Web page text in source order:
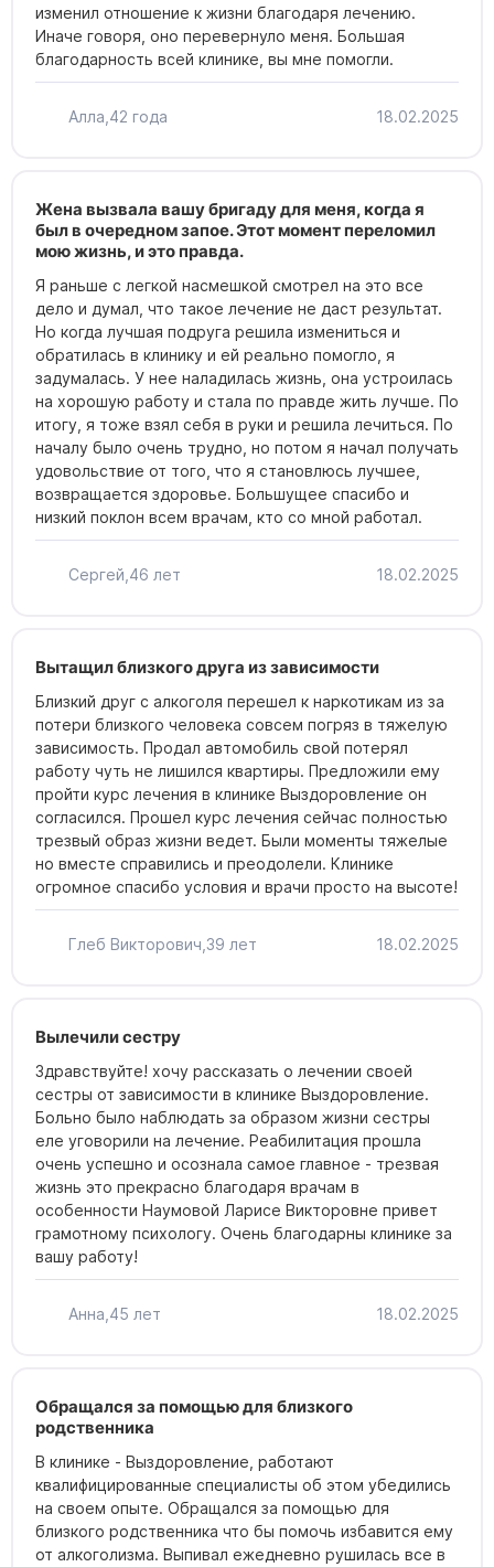
изменил отношение к жизни благодаря лечению.
Иначе говоря, оно перевернуло меня. Большая
благодарность всей клинике, вы мне помогли.
Алла, 42 года 18.02.2025
Жена вызвала вашу бригаду для меня, когда я
был в очередном запое. Этот момент переломил
мою жизнь, и это правда.
Я раньше с легкой насмешкой смотрел на это все
дело и думал, что такое лечение не даст результат.
Но когда лучшая подруга решила измениться и
обратилась в клинику и ей реально помогло, я
задумалась. У нее наладилась жизнь, она устроилась
на хорошую работу и стала по правде жить лучше. По
итогу, я тоже взял себя в руки и решила лечиться. По
началу было очень трудно, но потом я начал получать
удовольствие от того, что я становлюсь лучшее,
возвращается здоровье. Большущее спасибо и
низкий поклон всем врачам, кто со мной работал.
Сергей, 46 лет 18.02.2025
Вытащил близкого друга из зависимости
Близкий друг с алкоголя перешел к наркотикам из за
потери близкого человека совсем погряз в тяжелую
зависимость. Продал автомобиль свой потерял
работу чуть не лишился квартиры. Предложили ему
пройти курс лечения в клинике Выздоровление он
согласился. Прошел курс лечения сейчас полностью
трезвый образ жизни ведет. Были моменты тяжелые
но вместе справились и преодолели. Клинике
огромное спасибо условия и врачи просто на высоте!
Глеб Викторович, 39 лет 18.02.2025
Вылечили сестру
Здравствуйте! хочу рассказать о лечении своей
сестры от зависимости в клинике Выздоровление.
Больно было наблюдать за образом жизни сестры
еле уговорили на лечение. Реабилитация прошла
очень успешно и осознала самое главное - трезвая
жизнь это прекрасно благодаря врачам в
особенности Наумовой Ларисе Викторовне привет
грамотному психологу. Очень благодарны клинике за
вашу работу!
Анна, 45 лет 18.02.2025
Обращался за помощью для близкого
родственника
В клинике - Выздоровление, работают
квалифицированные специалисты об этом убедились
на своем опыте. Обращался за помощью для
близкого родственника что бы помочь избавится ему
от алкоголизма. Выпивал ежедневно рушилась все в
Получите бесплатную
консультацию специалиста
По телефону врач соберет первичный анамнез,
сформирует бригаду, сообщит о точной стоимости
процедуры и времени прибытия нарколога
политикой конфиденциальности
Получите бесплатную
консультацию специалиста
По телефону врач соберет первичный анамнез,
сформирует бригаду, сообщит о точной стоимости
процедуры и времени прибытия нарколога
политикой конфиденциальности
Выберите город
Поиск по сайту